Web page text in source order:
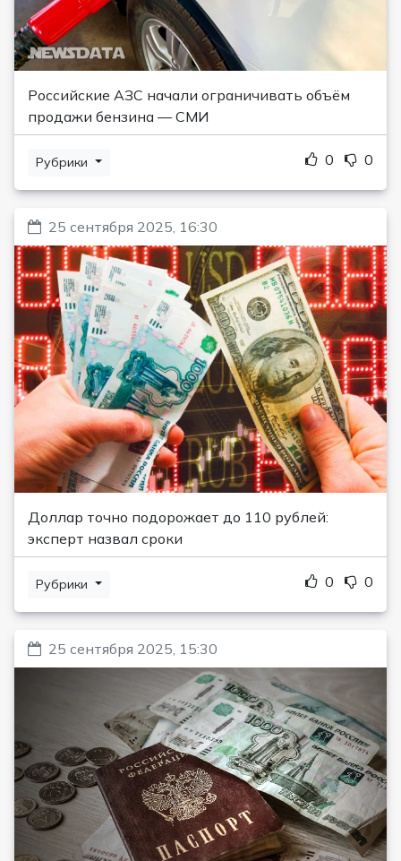
Российские АЗС начали ограничивать объём
продажи бензина — СМИ
Рубрики 0 0
25 сентября 2025, 16:30
Доллар точно подорожает до 110 рублей:
эксперт назвал сроки
Рубрики 0 0
25 сентября 2025, 15:30